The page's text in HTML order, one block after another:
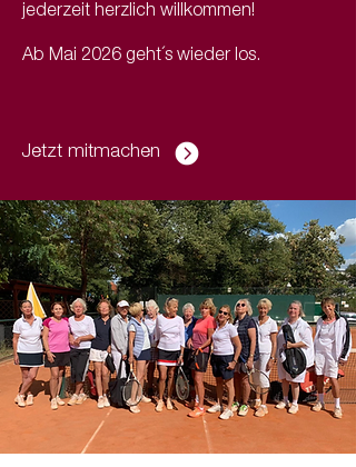
jederzeit herzlich willkommen!
Ab Mai 2026 geht´s wieder los.
Jetzt mitmachen